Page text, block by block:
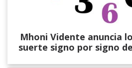
Mhoni Vidente anuncia
suerte signo por signo